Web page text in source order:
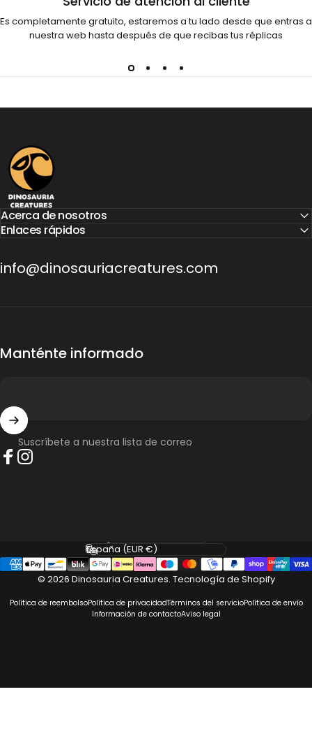
Es completamente gratuito, estaremos a tu lado desde que entras a
nuestra web hasta después de que recibas tus réplicas
Dinosauria Creatures
Acerca de nosotros
Enlaces rápidos
info@dinosauriacreatures.com
Manténte informado
Suscríbete a nuestra lista de correo
© 2026 Dinosauria Creatures. Tecnología de Shopify
Política de reembolsoPolítica de privacidadTérminos del servicioPolítica de envío
Información de contactoAviso legal
Idioma
País/región